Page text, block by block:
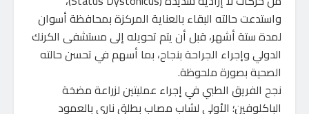
واستدعت حالته البقاء بالعناية المركزة بمحافظة أسوان
لمدة ستة أشهر، قبل أن يتم تحويله إلى مستشفى الكرنك
الدولي وإجراء الجراحة بنجاح، بما أسهم في تحسن حالته
الصحية بصورة ملحوظة.
نجح الفريق الطبي في إجراء عمليتين لزراعة مضخة
الباكلوفين؛ الأولى لشاب مصاب بطلق ناري بالعمود